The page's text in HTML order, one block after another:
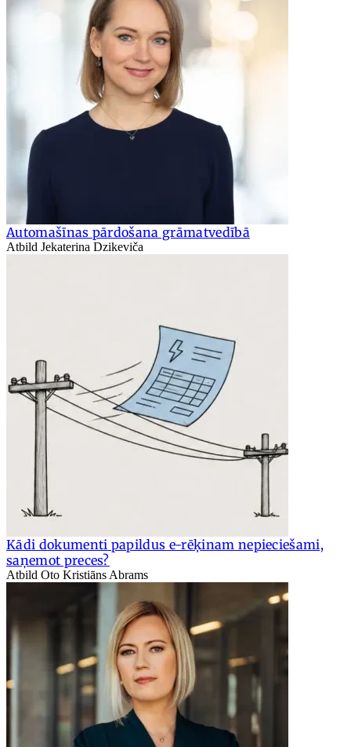
Automašīnas pārdošana grāmatvedībā
Atbild Jekaterina Dzikeviča
Kādi dokumenti papildus e-rēķinam nepieciešami,
saņemot preces?
Atbild Oto Kristiāns Abrams